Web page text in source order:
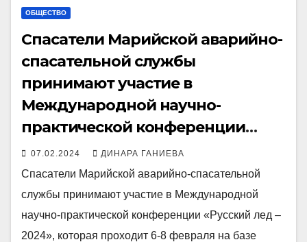
ОБЩЕСТВО
Спасатели Марийской аварийно-
спасательной службы
принимают участие в
Международной научно-
практической конференции
«Русский лед – 2024»
07.02.2024 ДИНАРА ГАНИЕВА
Спасатели Марийской аварийно-спасательной
службы принимают участие в Международной
научно-практической конференции «Русский лед –
2024», которая проходит 6-8 февраля на базе